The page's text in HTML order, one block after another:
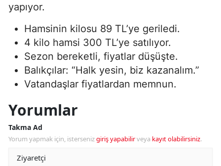
yapıyor.
Hamsinin kilosu 89 TL’ye geriledi.
4 kilo hamsi 300 TL’ye satılıyor.
Sezon bereketli, fiyatlar düşüşte.
Balıkçılar: “Halk yesin, biz kazanalım.”
Vatandaşlar fiyatlardan memnun.
Yorumlar
Takma Ad
Yorum yapmak için, istersenizgiriş yapabilirveya kayıt olabilirsiniz.